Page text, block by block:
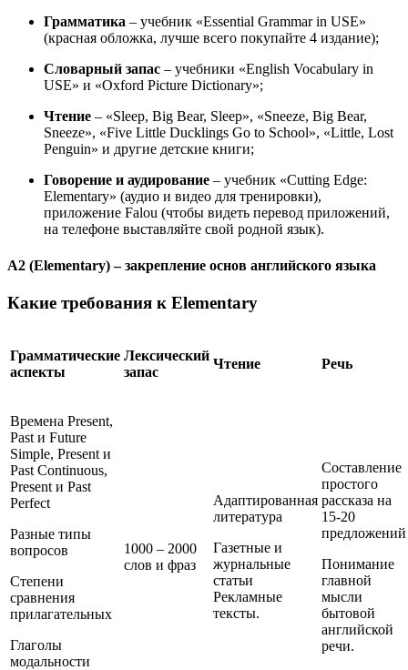
Грамматика – учебник «Essential Grammar in USE»
(красная обложка, лучше всего покупайте 4 издание);
Словарный запас – учебники «English Vocabulary in
USE» и «Oxford Picture Dictionary»;
Чтение – «Sleep, Big Bear, Sleep», «Sneeze, Big Bear,
Sneeze», «Five Little Ducklings Go to School», «Little, Lost
Penguin» и другие детские книги;
Говорение и аудирование – учебник «Cutting Edge:
Elementary» (аудио и видео для тренировки),
приложение Falou (чтобы видеть перевод приложений,
на телефоне выставляйте свой родной язык).
A2 (Elementary) – закрепление основ английского языка
Какие требования к Elementary
Грамматические
аспекты
Лексический
запас
Чтение Речь
Времена Present,
Past и Future
Simple, Present и
Past Continuous,
Present и Past
Perfect
Разные типы
вопросов
Степени
сравнения
прилагательных
Глаголы
модальности
1000 – 2000
слов и фраз
Адаптированная
литература
Газетные и
журнальные
статьи
Рекламные
тексты.
Составление
простого
рассказа на
15-20
предложений
Понимание
главной
мысли
бытовой
английской
речи.